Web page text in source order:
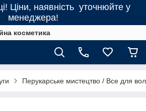
Ціни, наявність уточнюйте у
менеджера!
косметика
Перукарське мистецтво / Все для